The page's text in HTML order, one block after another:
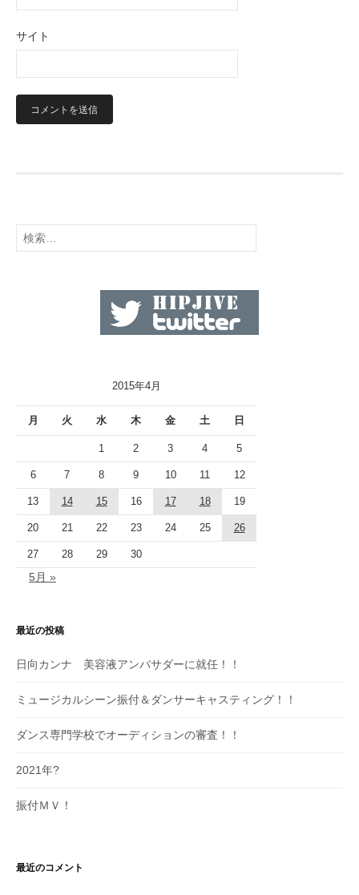
サイト
検
索:
2015年4月
月 火 水 木 金 土 日
1 2 3 4 5
6 7 8 9 10 11 12
13 14 15 16 17 18 19
20 21 22 23 24 25 26
27 28 29 30
5月 »
最近の投稿
日向カンナ 美容液アンバサダーに就任！！
ミュージカルシーン振付＆ダンサーキャスティング！！
ダンス専門学校でオーディションの審査！！
2021年?
振付ＭＶ！
最近のコメント